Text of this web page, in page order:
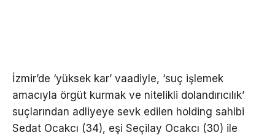
İzmir’de ‘yüksek kar’ vaadiyle, ‘suç işlemek
amacıyla örgüt kurmak ve nitelikli dolandırıcılık’
suçlarından adliyeye sevk edilen holding sahibi
Sedat Ocakcı (34), eşi Seçilay Ocakcı (30) ile